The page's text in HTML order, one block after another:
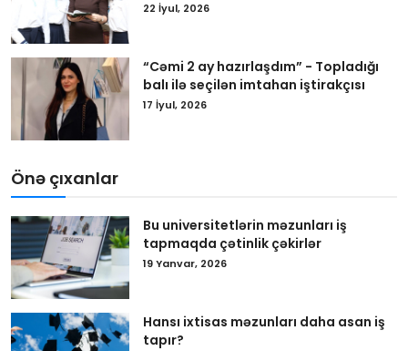
22 İyul, 2026
“Cəmi 2 ay hazırlaşdım” - Topladığı
balı ilə seçilən imtahan iştirakçısı
17 İyul, 2026
Önə çıxanlar
Bu universitetlərin məzunları iş
tapmaqda çətinlik çəkirlər
19 Yanvar, 2026
Hansı ixtisas məzunları daha asan iş
tapır?